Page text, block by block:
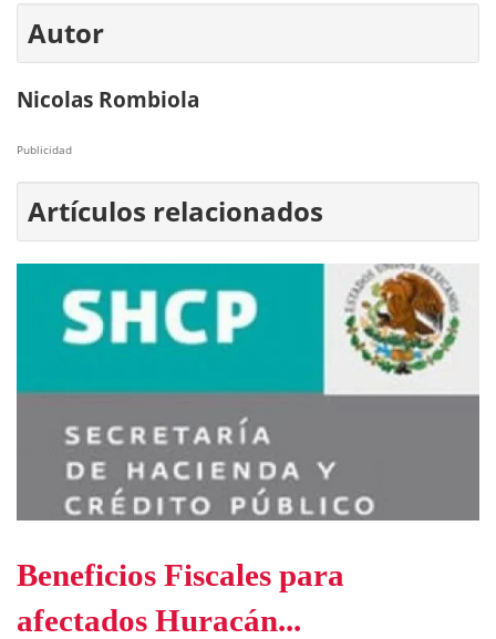
Autor
Nicolas Rombiola
Publicidad
Artículos relacionados
Beneficios Fiscales para
afectados Huracán...